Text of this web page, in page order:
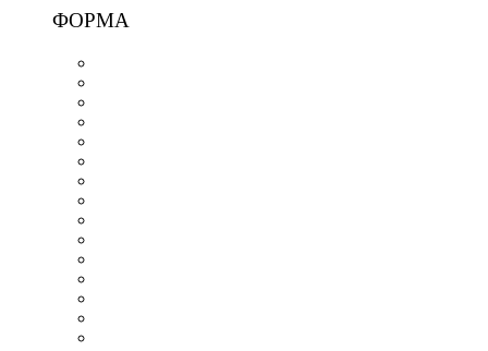
ФОРМА